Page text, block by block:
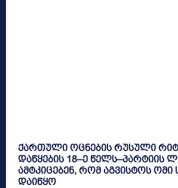
ქართული ოცნების რუსული
დაწყების 18–ე წელს–პარტიის
ამტკიცებენ, რომ აგვისტოს ომი
დაიწყო